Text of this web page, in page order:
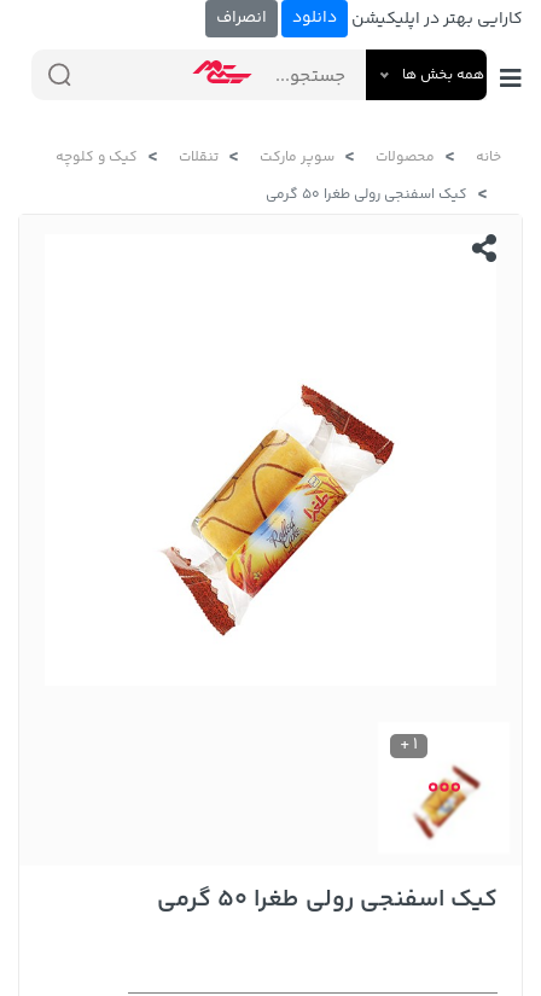
کارایی بهتر در اپلیکیشن دانلود انصراف
همه بخش ها
خانه محصولات سوپر مارکت تنقلات
کیک و کلوچه
کیک اسفنجی رولی طغرا 50 گرمی
1 +
کیک اسفنجی رولی طغرا 50 گرمی